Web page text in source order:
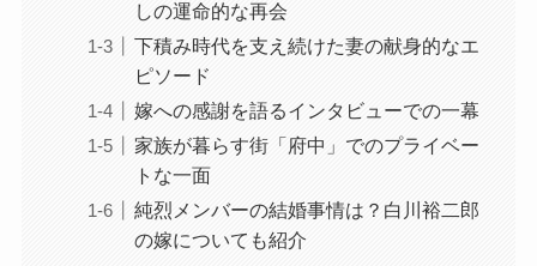
しの運命的な再会
下積み時代を支え続けた妻の献身的なエ
ピソード
嫁への感謝を語るインタビューでの一幕
家族が暮らす街「府中」でのプライベー
トな一面
純烈メンバーの結婚事情は？白川裕二郎
の嫁についても紹介